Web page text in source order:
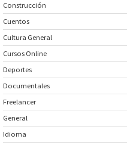
Construcción
Cuentos
Cultura General
Cursos Online
Deportes
Documentales
Freelancer
General
Idioma